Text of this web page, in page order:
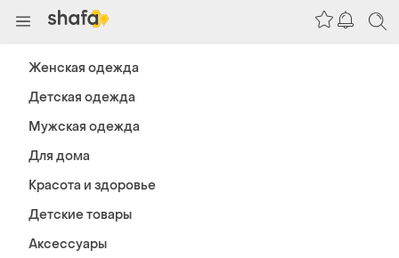
Женская одежда
Детская одежда
Мужская одежда
Для дома
Красота и здоровье
Детские товары
Аксессуары